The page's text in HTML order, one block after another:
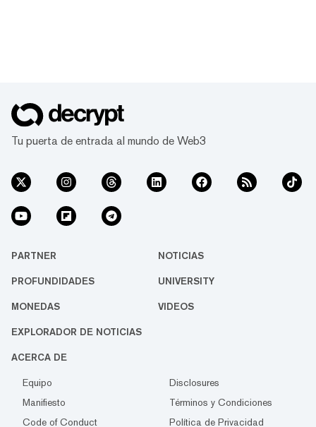
Tu puerta de entrada al mundo de Web3
PARTNER NOTICIAS
PROFUNDIDADES UNIVERSITY
MONEDAS VIDEOS
EXPLORADOR DE NOTICIAS
ACERCA DE
Equipo
Disclosures
Manifiesto
Términos y Condiciones
Code of Conduct
Política de Privacidad